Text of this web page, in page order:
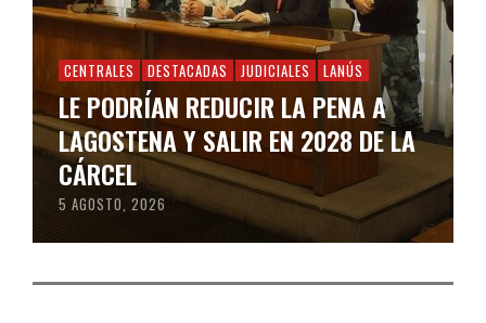
CENTRALES DESTACADAS JUDICIALES LANÚS
LE PODRÍAN REDUCIR LA PENA A
LAGOSTENA Y SALIR EN 2028 DE LA
CÁRCEL
5 AGOSTO, 2026